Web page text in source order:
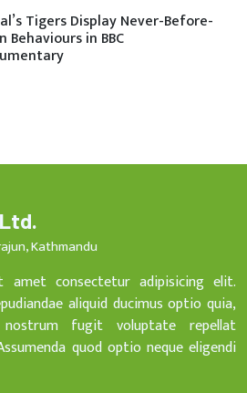
Tigers Display Never-Before-
Behaviours in BBC
Kathmandu
amet consectetur adipisicing elit.
aliquid ducimus optio quia,
nostrum fugit voluptate repellat
quod optio neque eligendi